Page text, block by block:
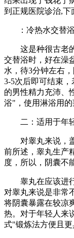
到正规医院诊治,下
：冷热水交替浴
这是种很古老的
交替浴时，好在澡
水，待3分钟左右
3-5次后即可结束
的男性精力充沛、
浴"，使用淋浴用的
二：适用于年轻
对睾丸来说，盖
前所述，睾丸生产
度，所以，阴囊不
睾丸在应该进行
对睾丸来说是非常
将阴囊暴露在较凉
热。对于年轻人来
式"锻炼法方便且更